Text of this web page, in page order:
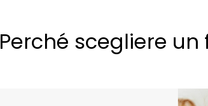
Perché scegliere un